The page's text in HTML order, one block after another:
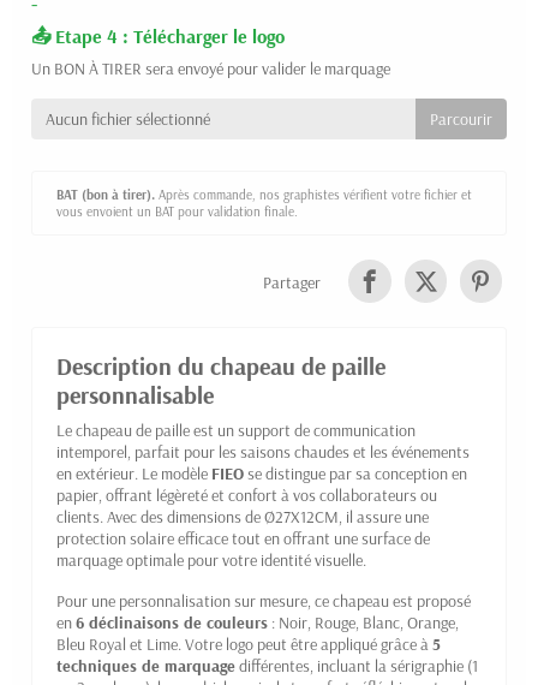
Etape 4 : Télécharger le logo
Un BON À TIRER sera envoyé pour valider le marquage
Aucun fichier sélectionné
BAT (bon à tirer). Après commande, nos graphistes vérifient votre fichier et
vous envoient un BAT pour validation finale.
Partager
Description du chapeau de paille
personnalisable
Le chapeau de paille est un support de communication
intemporel, parfait pour les saisons chaudes et les événements
en extérieur. Le modèle FIEO se distingue par sa conception en
papier, offrant légèreté et confort à vos collaborateurs ou
clients. Avec des dimensions de Ø27X12CM, il assure une
protection solaire efficace tout en offrant une surface de
marquage optimale pour votre identité visuelle.
Pour une personnalisation sur mesure, ce chapeau est proposé
en6 déclinaisons de couleurs : Noir, Rouge, Blanc, Orange,
Bleu Royal et Lime. Votre logo peut être appliqué grâce à 5
techniques de marquagedifférentes, incluant la sérigraphie (1